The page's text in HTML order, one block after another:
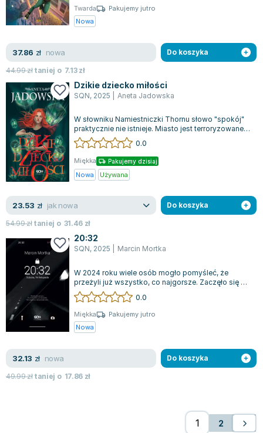
Twarda
Pakujemy jutro
Nowa
37.86 zł nowa
44.99złtaniej o 7.13zł
Do koszyka
Dzikie dziecko miłości
SQN, 2025 Aneta Jadowska
W słowniku Namiestniczki Thornu słowo "spokój"
praktycznie nie istnieje. Miasto jest terroryzowane
przez tajemniczego mordercę, a...
0.0
Miękka Pakujemy dzisiaj
Nowa Używana
23.53 zł jak nowa
54.99złtaniej o 31.46 zł
Do koszyka
20:32
SQN, 2025 Marcin Mortka
W 2024 roku wiele osób mogło pomyśleć, że
przeżyli już wszystko, co najgorsze. Zaczęło się od
pandemii, potem przyszła inflacja, a...
0.0
Miękka
Pakujemy jutro
Nowa
32.13 zł nowa
49.99złtaniej o 17.86 zł
Do koszyka
2